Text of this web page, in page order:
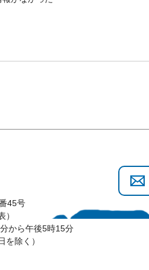
45号
から午後5時15分
を除く）